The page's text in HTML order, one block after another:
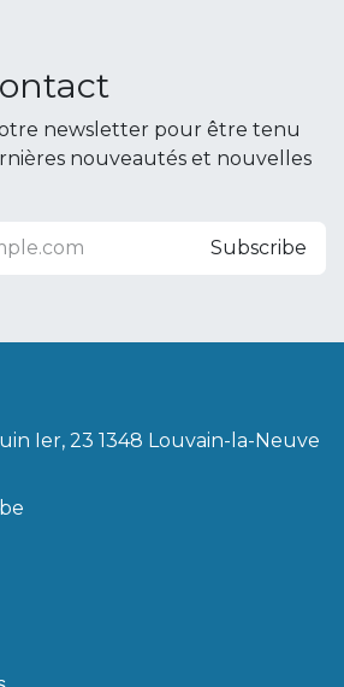
newsletter pour être tenu
nouveautés et nouvelles
Subscribe
Ier, 23 1348 Louvain-la-Neuve